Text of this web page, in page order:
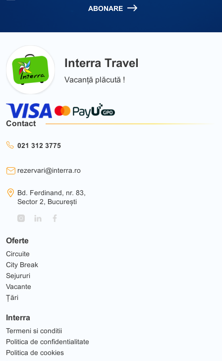
ABONARE
Interra Travel
Vacanță plăcută !
Oferte
Circuite
City Break
Sejururi
Vacante
Țări
Interra
Termeni si conditii
Politica de confidentialitate
Politica de cookies
Contact
021 312 3775
rezervari@interra.ro
Bd. Ferdinand, nr. 83,
Sector 2, București